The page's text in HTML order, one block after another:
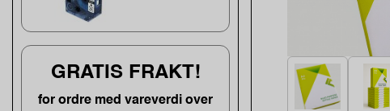
GRATIS FRAKT!
for ordre med vareverdi over